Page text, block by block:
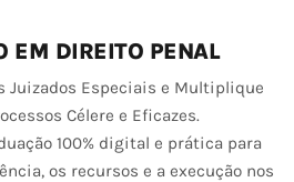
EM DIREITO PENAL
Juizados Especiais e Multiplique
Célere e Eficazes.
100% digital e prática para
os recursos e a execução nos